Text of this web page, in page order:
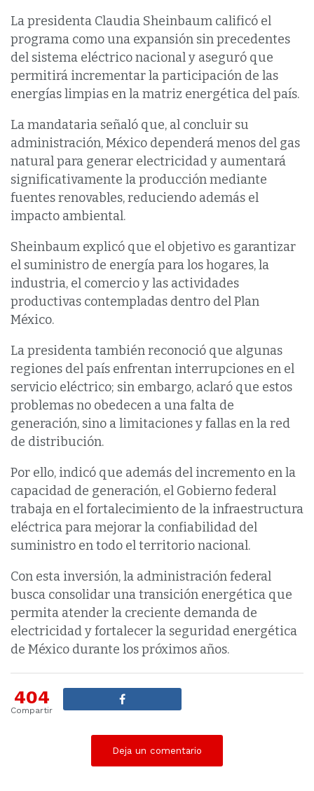
La presidenta Claudia Sheinbaum calificó el
programa como una expansión sin precedentes
del sistema eléctrico nacional y aseguró que
permitirá incrementar la participación de las
energías limpias en la matriz energética del país.
La mandataria señaló que, al concluir su
administración, México dependerá menos del gas
natural para generar electricidad y aumentará
significativamente la producción mediante
fuentes renovables, reduciendo además el
impacto ambiental.
Sheinbaum explicó que el objetivo es garantizar
el suministro de energía para los hogares, la
industria, el comercio y las actividades
productivas contempladas dentro del Plan
México.
La presidenta también reconoció que algunas
regiones del país enfrentan interrupciones en el
servicio eléctrico; sin embargo, aclaró que estos
problemas no obedecen a una falta de
generación, sino a limitaciones y fallas en la red
de distribución.
Por ello, indicó que además del incremento en la
capacidad de generación, el Gobierno federal
trabaja en el fortalecimiento de la infraestructura
eléctrica para mejorar la confiabilidad del
suministro en todo el territorio nacional.
Con esta inversión, la administración federal
busca consolidar una transición energética que
permita atender la creciente demanda de
electricidad y fortalecer la seguridad energética
de México durante los próximos años.
404
Compartir
Deja un comentario